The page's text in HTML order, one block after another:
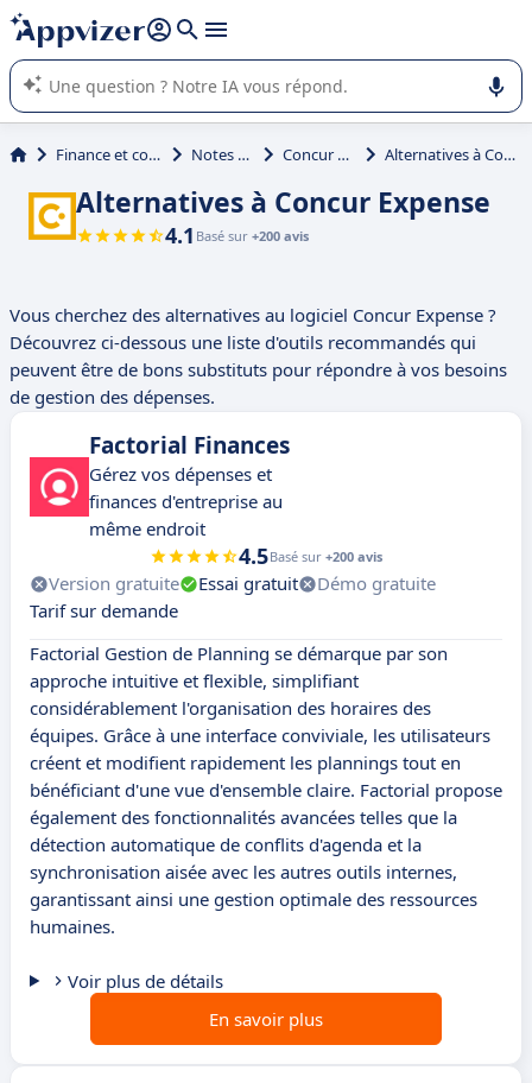
répondre (plusieurs lignes avec
L'IA de Appvizer vous guide dans l'utilisation ou la sélection de
logiciel SaaS en entreprise.
Finance et comptabilité Notes de frais Concur Expense Alternatives à Concur Expense
Alternatives à Concur Expense
4.1 Basé sur +200 avis
Vous cherchez des alternatives au logiciel Concur Expense ?
Découvrez ci-dessous une liste d'outils recommandés qui
peuvent être de bons substituts pour répondre à vos besoins
de gestion des dépenses.
Factorial Finances
Gérez vos dépenses et
finances d'entreprise au
même endroit
4.5Basé sur +200 avis
Version gratuite Essai gratuit
Démo gratuite
Tarif sur demande
Factorial Gestion de Planning se démarque par son
approche intuitive et flexible, simplifiant
considérablement l'organisation des horaires des
équipes. Grâce à une interface conviviale, les utilisateurs
créent et modifient rapidement les plannings tout en
bénéficiant d'une vue d'ensemble claire. Factorial propose
également des fonctionnalités avancées telles que la
détection automatique de conflits d'agenda et la
synchronisation aisée avec les autres outils internes,
garantissant ainsi une gestion optimale des ressources
humaines.
Voir plus de détails
En savoir plus